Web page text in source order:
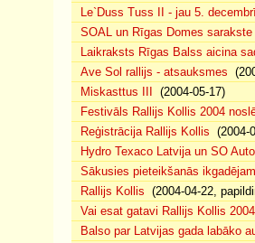
Le`Duss Tuss II - jau 5.
SOAL un Rīgas Domes
Laikraksts Rīgas Balss aicina
Ave Sol rallijs - atsauksmes
Miskasttus III
(2004-05-17)
Festivāls Rallijs Kollis 2004
Reģistrācija Rallijs Kollis (2004-
Hydro Texaco Latvija un SO
Sākusies pieteikšanās
Rallijs Kollis (2004-04-22,
Vai esat gatavi Rallijs Kollis
Balso par Latvijas gada labāko